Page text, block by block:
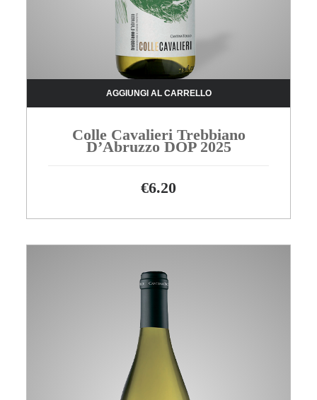
AGGIUNGI AL CARRELLO
Colle Cavalieri Trebbiano
D’Abruzzo DOP 2025
€6.20